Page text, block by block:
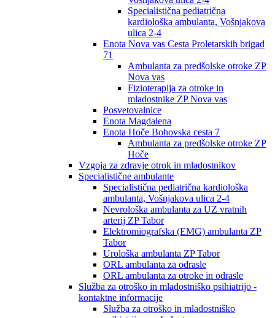
Specialistična pediatrična
kardiološka ambulanta, Vošnjakova
ulica 2-4
Enota Nova vas Cesta Proletarskih brigad
71
Ambulanta za predšolske otroke ZP
Nova vas
Fizioterapija za otroke in
mladostnike ZP Nova vas
Posvetovalnice
Enota Magdalena
Enota Hoče Bohovska cesta 7
Ambulanta za predšolske otroke ZP
Hoče
Vzgoja za zdravje otrok in mladostnikov
Specialistične ambulante
Specialistična pediatrična kardiološka
ambulanta, Vošnjakova ulica 2-4
Nevrološka ambulanta za UZ vratnih
arterij ZP Tabor
Elektromiografska (EMG) ambulanta ZP
Tabor
Urološka ambulanta ZP Tabor
ORL ambulanta za odrasle
ORL ambulanta za otroke in odrasle
Služba za otroško in mladostniško psihiatrijo -
kontaktne informacije
Služba za otroško in mladostniško